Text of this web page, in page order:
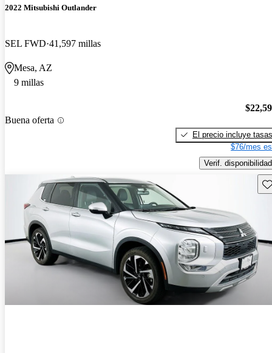
2022 Mitsubishi Outlander
SEL FWD 41,597 millas
Mesa, AZ
9 millas
Buena oferta
El precio incluye tasas
$76/mes
Verif. disponibilidad